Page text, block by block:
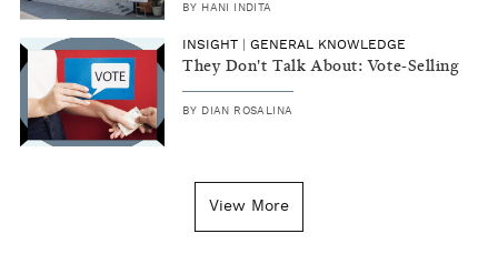
BY HANI INDITA
INSIGHT GENERAL KNOWLEDGE
They Don't Talk About: Vote-Selling
BY DIAN ROSALINA
View More